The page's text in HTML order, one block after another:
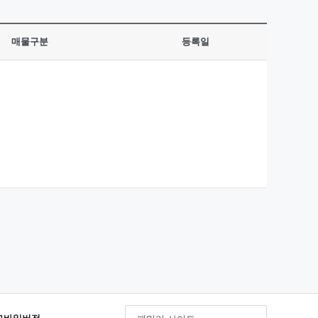
매물구분 등록일